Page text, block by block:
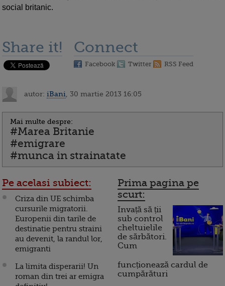
social britanic.
Share it! Connect
Facebook Twitter RSS Feed
autor: iBani , 30 martie 2013 16:05
Mai multe despre:
#Marea Britanie
#emigrare
#munca in strainatate
Pe acelasi subiect:
Criza din UE schimba
cursurile migratorii.
Europenii din tarile de
destinatie pentru straini
au devenit, la randul lor,
emigranti
La limita disperarii! Un
roman din trei ar emigra
Prima pagina pe
scurt:
Invață să ții
sub control
cheltuielile
de sărbători.
Cum
funcționează cardul de
cumpărături